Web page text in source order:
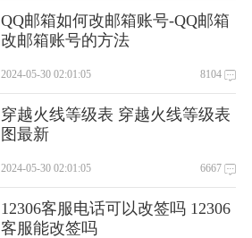
QQ邮箱如何改邮箱账号-QQ邮箱
改邮箱账号的方法
2024-05-30 02:01:05 8104
穿越火线等级表 穿越火线等级表
图最新
2024-05-30 02:01:05 6667
12306客服电话可以改签吗 12306
客服能改签吗